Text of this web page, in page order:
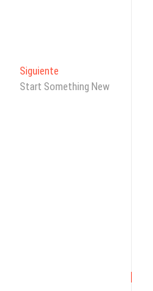
Siguiente
siguiente:
Start Something New